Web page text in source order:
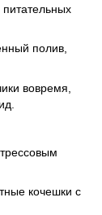
полив,
вовремя,
кочешки с